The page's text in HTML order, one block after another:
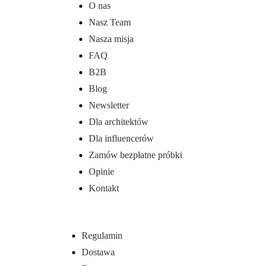
O nas
Nasz Team
Nasza misja
FAQ
B2B
Blog
Newsletter
Dla architektów
Dla influencerów
Zamów bezpłatne próbki
Opinie
Kontakt
Regulamin
Dostawa